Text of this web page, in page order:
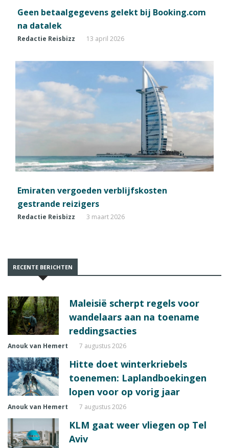
Geen betaalgegevens gelekt bij Booking.com
na datalek
Redactie Reisbizz 13 april 2026
Emiraten vergoeden verblijfskosten
gestrande reizigers
Redactie Reisbizz 3 maart 2026
RECENTE BERICHTEN
Maleisië scherpt regels voor
wandelaars aan na toename
reddingsacties
Anouk van Hemert 7 augustus 2026
Hitte doet winterkriebels
toenemen: Laplandboekingen
lopen voor op vorig jaar
Anouk van Hemert 7 augustus 2026
KLM gaat weer vliegen op Tel
Aviv